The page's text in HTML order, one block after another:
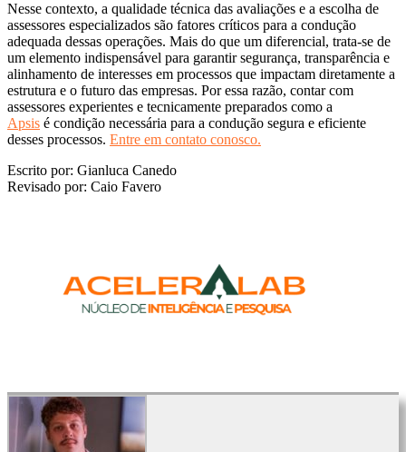
Nesse contexto, a qualidade técnica das avaliações e a escolha de
assessores especializados são fatores críticos para a condução
adequada dessas operações. Mais do que um diferencial, trata-se de
um elemento indispensável para garantir segurança, transparência e
alinhamento de interesses em processos que impactam diretamente a
estrutura e o futuro das empresas. Por essa razão, contar com
assessores experientes e tecnicamente preparados como a
Apsis é condição necessária para a condução segura e eficiente
desses processos. Entre em contato conosco.
Escrito por: Gianluca Canedo
Revisado por: Caio Favero